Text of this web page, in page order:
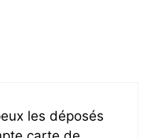
les déposés